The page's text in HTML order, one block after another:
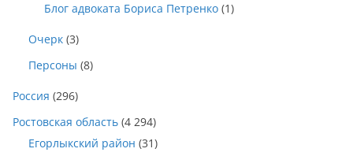
Блог адвоката Бориса Петренко (1)
Очерк (3)
Персоны (8)
Россия (296)
Ростовская область (4 294)
Егорлыкский район (31)